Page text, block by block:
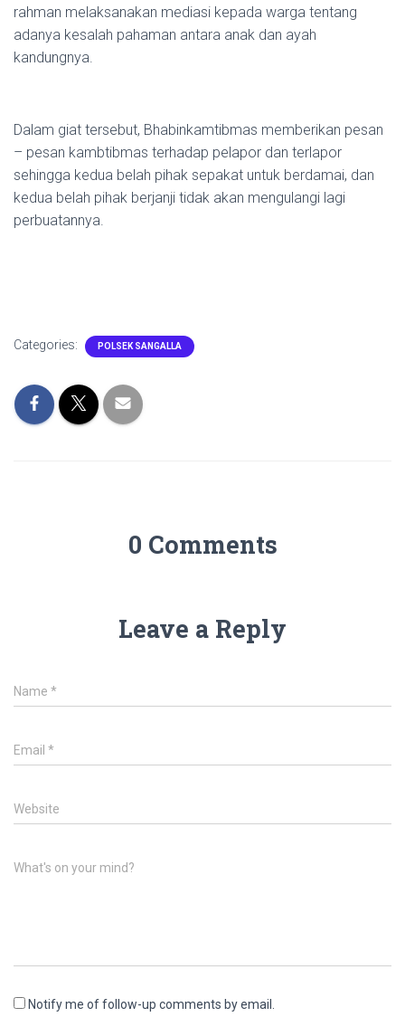
rahman melaksanakan mediasi kepada warga tentang
adanya kesalah pahaman antara anak dan ayah
kandungnya.
Dalam giat tersebut, Bhabinkamtibmas memberikan pesan
– pesan kambtibmas terhadap pelapor dan terlapor
sehingga kedua belah pihak sepakat untuk berdamai, dan
kedua belah pihak berjanji tidak akan mengulangi lagi
perbuatannya.
Categories: POLSEK SANGALLA
0 Comments
Leave a Reply
Name *
Email *
Website
What's on your mind?
Notify me of follow-up comments by email.